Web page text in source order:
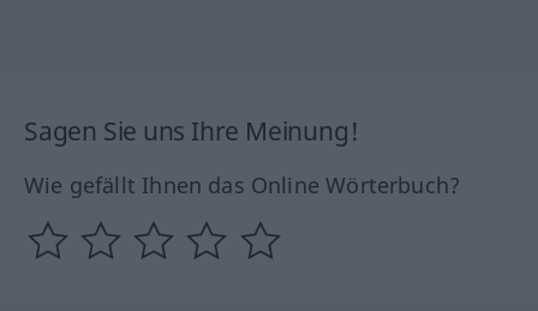
Sagen Sie uns Ihre Meinung!
Wie gefällt Ihnen das Online Wörterbuch?